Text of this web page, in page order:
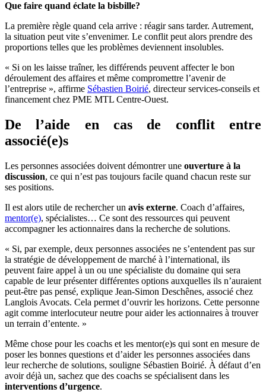
Que faire quand éclate la bisbille?
La première règle quand cela arrive : réagir sans tarder. Autrement,
la situation peut vite s’envenimer. Le conflit peut alors prendre des
proportions telles que les problèmes deviennent insolubles.
« Si on les laisse traîner, les différends peuvent affecter le bon
déroulement des affaires et même compromettre l’avenir de
l’entreprise », affirme Sébastien Boirié, directeur services-conseils et
financement chez PME MTL Centre-Ouest.
De l’aide en cas de conflit entre
associé(e)s
Les personnes associées doivent démontrer une ouverture à la
discussion, ce qui n’est pas toujours facile quand chacun reste sur
ses positions.
Il est alors utile de rechercher un avis externe. Coach d’affaires,
mentor(e), spécialistes… Ce sont des ressources qui peuvent
accompagner les actionnaires dans la recherche de solutions.
« Si, par exemple, deux personnes associées ne s’entendent pas sur
la stratégie de développement de marché à l’international, ils
peuvent faire appel à un ou une spécialiste du domaine qui sera
capable de leur présenter différentes options auxquelles ils n’auraient
peut-être pas pensé, explique Jean-Simon Deschênes, associé chez
Langlois Avocats. Cela permet d’ouvrir les horizons. Cette personne
agit comme interlocuteur neutre pour aider les actionnaires à trouver
un terrain d’entente. »
Même chose pour les coachs et les mentor(e)s qui sont en mesure de
poser les bonnes questions et d’aider les personnes associées dans
leur recherche de solutions, souligne Sébastien Boirié. À défaut d’en
avoir déjà un, sachez que des coachs se spécialisent dans les
interventions d’urgence.